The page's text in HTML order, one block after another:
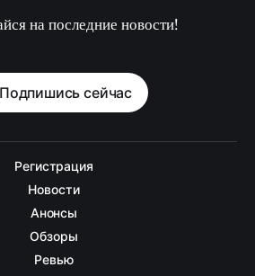
на последние новости!
Подпишись сейчас
Регистрация
Новости
Анонсы
Обзоры
Ревью